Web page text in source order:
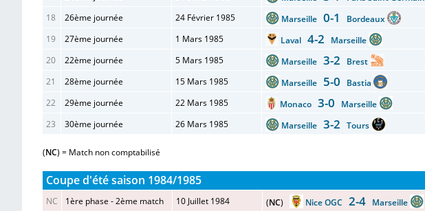
18
26ème journée 24 Février 1985 Marseille 0-1
Bordeaux
19
27ème journée 1 Mars 1985 Laval4-2 Marseille
20
22ème journée 5 Mars 1985 Marseille 3-2 Brest
21
28ème journée 15 Mars 1985 Marseille 5-0 Bastia
22
29ème journée 22 Mars 1985 Monaco3-0 Marseille
23
30ème journée 26 Mars 1985 Marseille 3-2 Tours
(NC) = Match non comptabilisé
Coupe d'été saison 1984/1985
NC 1ère phase - 2ème match 10 Juillet 1984 (NC) Nice OGC 2-4 Marseille